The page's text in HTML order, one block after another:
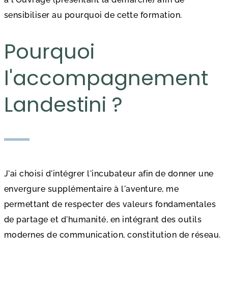
sensibiliser au pourquoi de cette formation.
Pourquoi
l'accompagnement
Landestini ?
J'ai choisi d'intégrer l'incubateur afin de donner une
envergure supplémentaire à l'aventure, me
permettant de respecter des valeurs fondamentales
de partage et d'humanité, en intégrant des outils
modernes de communication, constitution de réseau.